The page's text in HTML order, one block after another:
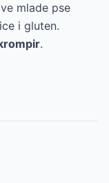
mlade pse
i gluten.
.